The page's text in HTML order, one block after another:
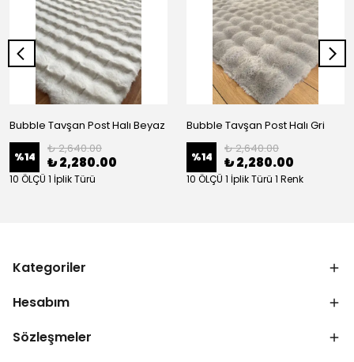
Bubble Tavşan Post Halı Beyaz
%14
₺ 2,640.00
₺ 2,280.00
10 ÖLÇÜ 1 İplik Türü
Bubble Tavşan Post Halı Gri
%14
₺ 2,640.00
₺ 2,280.00
10 ÖLÇÜ 1 İplik Türü 1 Renk
Kategoriler
Hesabım
Sözleşmeler